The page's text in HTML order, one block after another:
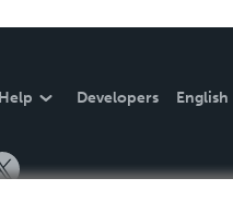
Help Developers English